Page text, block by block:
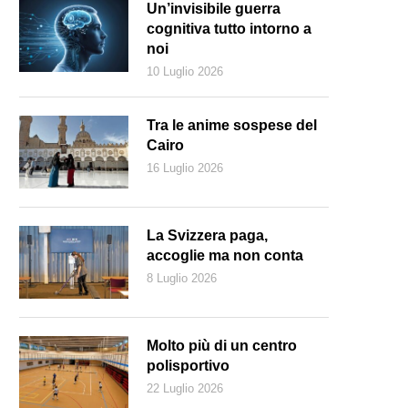
Un’invisibile guerra
cognitiva tutto intorno a
noi
10 Luglio 2026
Tra le anime sospese del
Cairo
16 Luglio 2026
La Svizzera paga,
accoglie ma non conta
8 Luglio 2026
Molto più di un centro
polisportivo
22 Luglio 2026